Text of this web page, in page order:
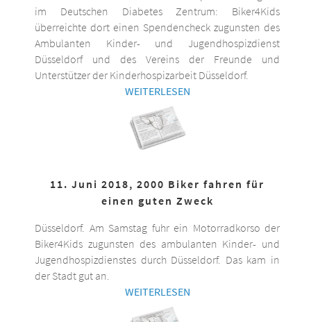
im Deutschen Diabetes Zentrum: Biker4Kids
überreichte dort einen Spendencheck zugunsten des
Ambulanten Kinder- und Jugendhospizdienst
Düsseldorf und des Vereins der Freunde und
Unterstützer der Kinderhospizarbeit Düsseldorf.
WEITERLESEN
11. Juni 2018, 2000 Biker fahren für
einen guten Zweck
Düsseldorf. Am Samstag fuhr ein Motorradkorso der
Biker4Kids zugunsten des ambulanten Kinder- und
Jugendhospizdienstes durch Düsseldorf. Das kam in
der Stadt gut an.
WEITERLESEN